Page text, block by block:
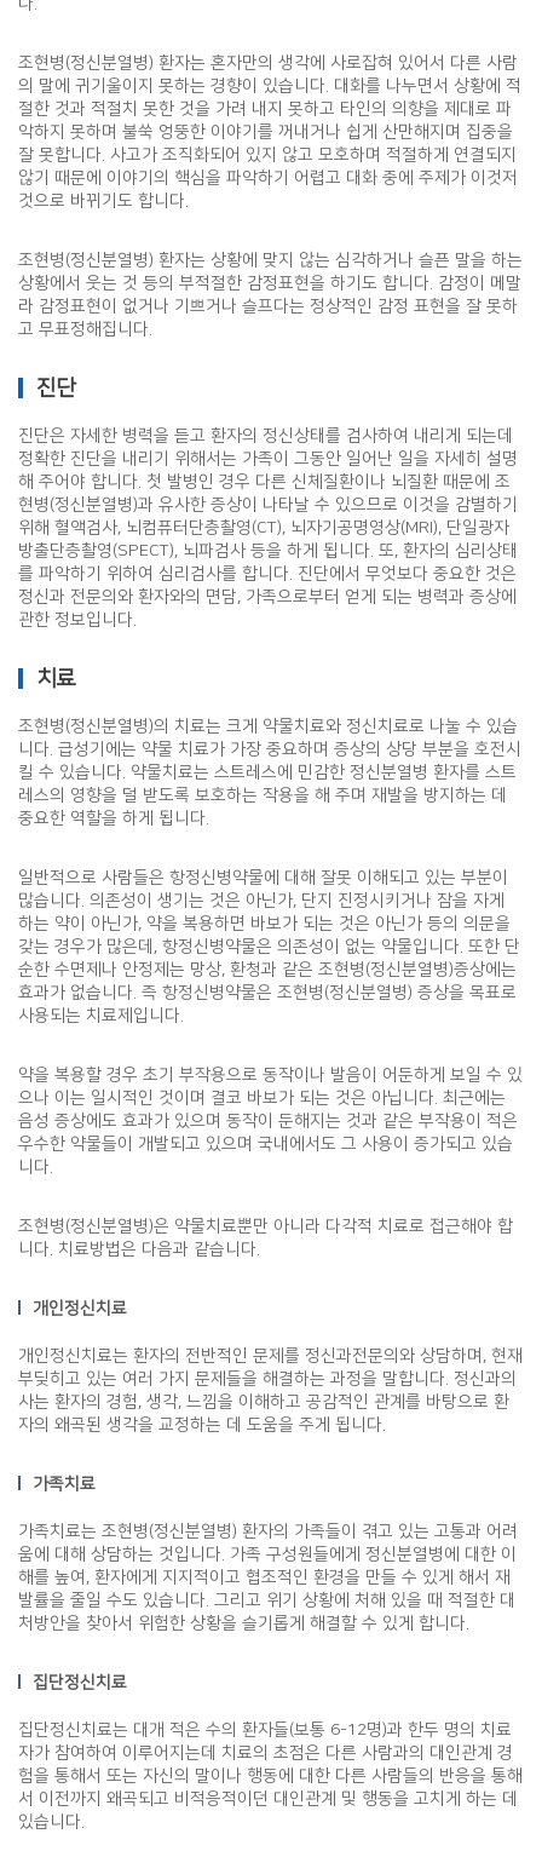
조현병(정신분열병) 환자는 혼자만의 생각에 사로잡혀 있어서 다른 사람
의 말에 귀기울이지 못하는 경향이 있습니다. 대화를 나누면서 상황에 적
절한 것과 적절치 못한 것을 가려 내지 못하고 타인의 의향을 제대로 파
악하지 못하며 불쑥 엉뚱한 이야기를 꺼내거나 쉽게 산만해지며 집중을
잘 못합니다. 사고가 조직화되어 있지 않고 모호하며 적절하게 연결되지
않기 때문에 이야기의 핵심을 파악하기 어렵고 대화 중에 주제가 이것저
것으로 바뀌기도 합니다.
조현병(정신분열병) 환자는 상황에 맞지 않는 심각하거나 슬픈 말을 하는
상황에서 웃는 것 등의 부적절한 감정표현을 하기도 합니다. 감정이 메말
라 감정표현이 없거나 기쁘거나 슬프다는 정상적인 감정 표현을 잘 못하
고 무표정해집니다.
진단
진단은 자세한 병력을 듣고 환자의 정신상태를 검사하여 내리게 되는데
정확한 진단을 내리기 위해서는 가족이 그동안 일어난 일을 자세히 설명
해 주어야 합니다. 첫 발병인 경우 다른 신체질환이나 뇌질환 때문에 조
현병(정신분열병)과 유사한 증상이 나타날 수 있으므로 이것을 감별하기
위해 혈액검사, 뇌컴퓨터단층촬영(CT), 뇌자기공명영상(MRI), 단일광자
방출단층촬영(SPECT), 뇌파검사 등을 하게 됩니다. 또, 환자의 심리상태
를 파악하기 위하여 심리검사를 합니다. 진단에서 무엇보다 중요한 것은
정신과 전문의와 환자와의 면담, 가족으로부터 얻게 되는 병력과 증상에
관한 정보입니다.
치료
조현병(정신분열병)의 치료는 크게 약물치료와 정신치료로 나눌 수 있습
니다. 급성기에는 약물 치료가 가장 중요하며 증상의 상당 부분을 호전시
킬 수 있습니다. 약물치료는 스트레스에 민감한 정신분열병 환자를 스트
레스의 영향을 덜 받도록 보호하는 작용을 해 주며 재발을 방지하는 데
중요한 역할을 하게 됩니다.
일반적으로 사람들은 항정신병약물에 대해 잘못 이해되고 있는 부분이
많습니다. 의존성이 생기는 것은 아닌가, 단지 진정시키거나 잠을 자게
하는 약이 아닌가, 약을 복용하면 바보가 되는 것은 아닌가 등의 의문을
갖는 경우가 많은데, 항정신병약물은 의존성이 없는 약물입니다. 또한 단
순한 수면제나 안정제는 망상, 환청과 같은 조현병(정신분열병)증상에는
효과가 없습니다. 즉 항정신병약물은 조현병(정신분열병) 증상을 목표로
사용되는 치료제입니다.
약을 복용할 경우 초기 부작용으로 동작이나 발음이 어둔하게 보일 수 있
으나 이는 일시적인 것이며 결코 바보가 되는 것은 아닙니다. 최근에는
음성 증상에도 효과가 있으며 동작이 둔해지는 것과 같은 부작용이 적은
우수한 약물들이 개발되고 있으며 국내에서도 그 사용이 증가되고 있습
니다.
조현병(정신분열병)은 약물치료뿐만 아니라 다각적 치료로 접근해야 합
니다. 치료방법은 다음과 같습니다.
개인정신치료
개인정신치료는 환자의 전반적인 문제를 정신과전문의와 상담하며, 현재
부딪히고 있는 여러 가지 문제들을 해결하는 과정을 말합니다. 정신과의
사는 환자의 경험, 생각, 느낌을 이해하고 공감적인 관계를 바탕으로 환
자의 왜곡된 생각을 교정하는 데 도움을 주게 됩니다.
가족치료
가족치료는 조현병(정신분열병) 환자의 가족들이 겪고 있는 고통과 어려
움에 대해 상담하는 것입니다. 가족 구성원들에게 정신분열병에 대한 이
해를 높여, 환자에게 지지적이고 협조적인 환경을 만들 수 있게 해서 재
발률을 줄일 수도 있습니다. 그리고 위기 상황에 처해 있을 때 적절한 대
처방안을 찾아서 위험한 상황을 슬기롭게 해결할 수 있게 합니다.
집단정신치료
집단정신치료는 대개 적은 수의 환자들(보통 6-12명)과 한두 명의 치료
자가 참여하여 이루어지는데 치료의 초점은 다른 사람과의 대인관계 경
험을 통해서 또는 자신의 말이나 행동에 대한 다른 사람들의 반응을 통해
서 이전까지 왜곡되고 비적응적이던 대인관계 및 행동을 고치게 하는 데
있습니다.